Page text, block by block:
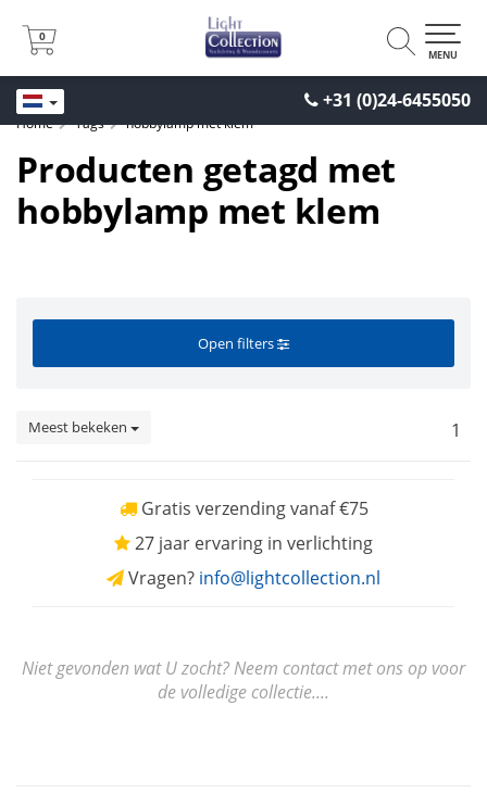
+31 (0)24-6455050
0
0
MENU
Home Tags hobbylamp met klem
Producten getagd met
hobbylamp met klem
Open filters
Meest bekeken 1
Gratis verzending vanaf €75
27 jaar ervaring in verlichting
Vragen? info@lightcollection.nl
Niet gevonden wat U zocht? Neem contact met ons op voor
de volledige collectie....